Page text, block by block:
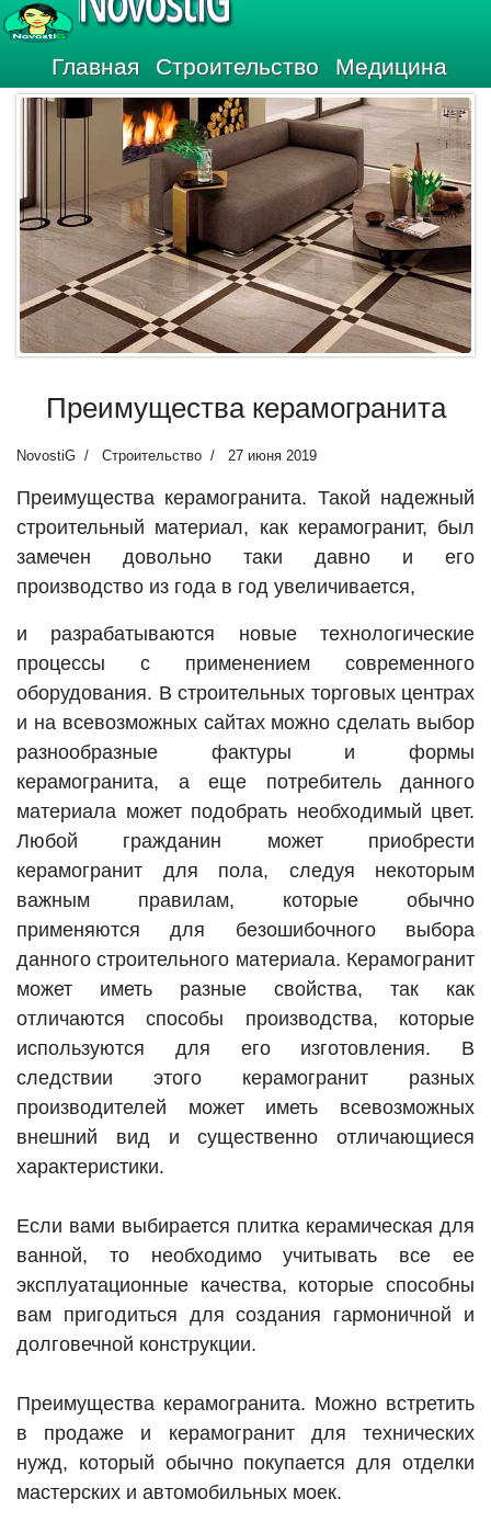
Главная Строительство Медицина
Преимущества керамогранита
NovostiG Строительство 27 июня 2019
Преимущества керамогранита. Такой надежный
строительный материал, как керамогранит, был
замечен довольно таки давно и его
производство из года в год увеличивается,
и разрабатываются новые технологические
процессы с применением современного
оборудования. В строительных торговых центрах
и на всевозможных сайтах можно сделать выбор
разнообразные фактуры и формы
керамогранита, а еще потребитель данного
материала может подобрать необходимый цвет.
Любой гражданин может приобрести
керамогранит для пола, следуя некоторым
важным правилам, которые обычно
применяются для безошибочного выбора
данного строительного материала. Керамогранит
может иметь разные свойства, так как
отличаются способы производства, которые
используются для его изготовления. В
следствии этого керамогранит разных
производителей может иметь всевозможных
внешний вид и существенно отличающиеся
характеристики.
Если вами выбирается плитка керамическая для
ванной, то необходимо учитывать все ее
эксплуатационные качества, которые способны
вам пригодиться для создания гармоничной и
долговечной конструкции.
Преимущества керамогранита. Можно встретить
в продаже и керамогранит для технических
нужд, который обычно покупается для отделки
мастерских и автомобильных моек.